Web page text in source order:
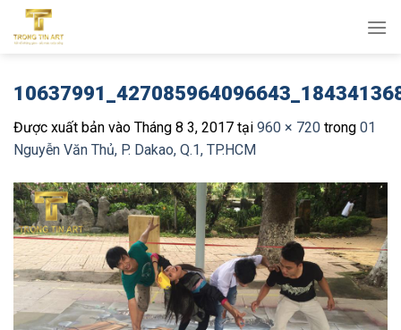
qua
Được xuất bản vào Tháng 8 3, 2017 tại 960 × 720 trong 01
Nguyễn Văn Thủ, P. Dakao, Q.1, TP.HCM